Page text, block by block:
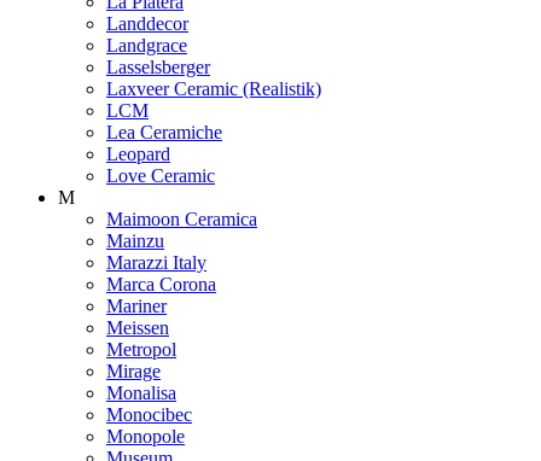
Landdecor
Landgrace
Lasselsberger
Laxveer Ceramic (Realistik)
LCM
Lea Ceramiche
Leopard
Love Ceramic
M
Maimoon Ceramica
Mainzu
Marazzi Italy
Marca Corona
Mariner
Meissen
Metropol
Mirage
Monalisa
Monocibec
Monopole